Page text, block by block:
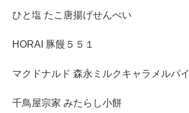
ひと塩 たこ唐揚げせんべい
HORAI 豚饅５５１
マクドナルド 森永ミルクキャラメルパイ
千鳥屋宗家 みたらし小餅